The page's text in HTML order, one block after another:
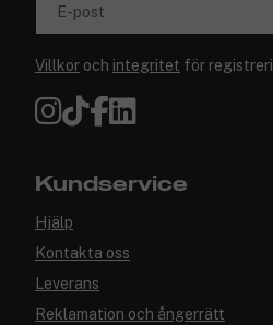
E-post
Villkor och integritet för
Kundservice
Hjälp
Kontakta oss
Leverans
Reklamation och ångerrätt